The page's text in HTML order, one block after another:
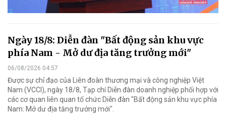
Ngày 18/8: Diễn đàn "Bất động sản khu vực
phía Nam - Mở dư địa tăng trưởng mới"
06/08/2026 04:57
Được sự chỉ đạo của Liên đoàn thương mại và công nghiệp Việt
Nam (VCCI), ngày 18/8, Tạp chí Diễn đàn doanh nghiệp phối hợp với
các cơ quan liên quan tổ chức Diễn đàn "Bất động sản khu vực phía
Nam: Mở dư địa tăng trưởng mới".